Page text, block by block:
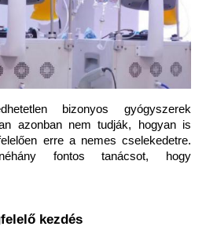
bizonyos gyógyszerek
azonban nem tudják, hogyan is
erre a nemes cselekedetre.
fontos tanácsot, hogy
kezdés